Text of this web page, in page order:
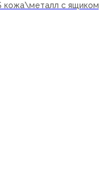
кожа\металл с ящиком